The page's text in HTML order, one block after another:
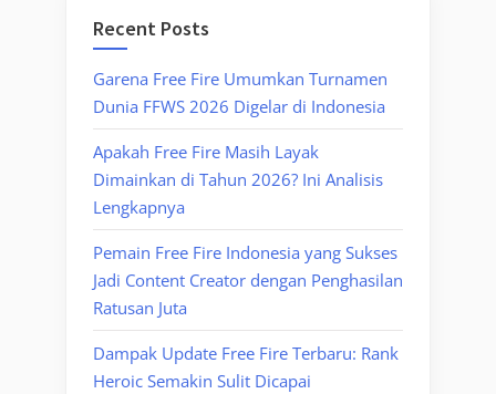
Recent Posts
Garena Free Fire Umumkan Turnamen
Dunia FFWS 2026 Digelar di Indonesia
Apakah Free Fire Masih Layak
Dimainkan di Tahun 2026? Ini Analisis
Lengkapnya
Pemain Free Fire Indonesia yang Sukses
Jadi Content Creator dengan Penghasilan
Ratusan Juta
Dampak Update Free Fire Terbaru: Rank
Heroic Semakin Sulit Dicapai